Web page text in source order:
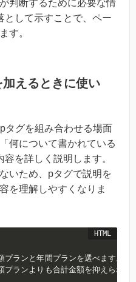
判断するために必要な情
として示すことで、ペー
す。
えるときに使い
タグを組み合わせる場面
何について書かれている
を詳しく説明します。
いため、pタグで説明を
を理解しやすくなりま
ランと年間プランを選べます。
プランよりも合計金額を抑えられま